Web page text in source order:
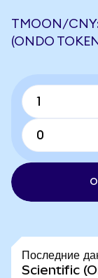
TMOON/CNY:
(ONDO
Последние
Scientific